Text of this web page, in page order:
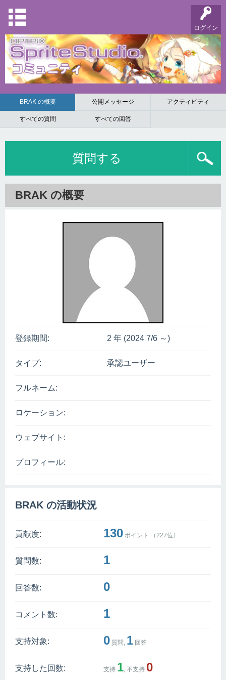
ログイン
BRAK の概要 公開メッセージ アクティビティ
すべての質問 すべての回答
質問する
BRAK の概要
登録期間: 2 年 (2024 7/6 ～)
タイプ: 承認ユーザー
フルネーム:
ロケーション:
ウェブサイト:
プロフィール:
BRAK の活動状況
貢献度: 130 ポイント （227位）
質問数: 1
回答数: 0
コメント数: 1
支持対象: 0 質問, 1 回答
支持した回数: 支持 1, 不支持 0